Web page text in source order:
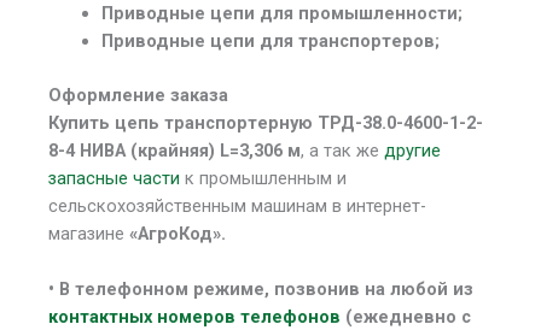
Приводные цепи для промышленности;
Приводные цепи для транспортеров;
Оформление заказа
Купить цепь транспортерную ТРД-38.0-4600-1-2-
8-4 НИВА (крайняя) L=3,306 м, а так же другие
запасные части к промышленным и
сельскохозяйственным машинам в интернет-
магазине «АгроКод».
• В телефонном режиме, позвонив на любой из
контактных номеров телефонов (ежедневно с